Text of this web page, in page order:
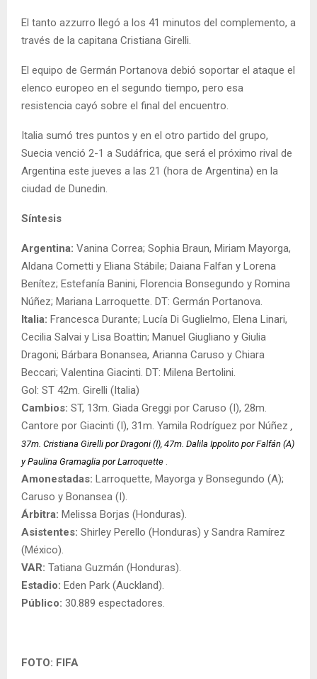
El tanto azzurro llegó a los 41 minutos del complemento, a
través de la capitana Cristiana Girelli.
El equipo de Germán Portanova debió soportar el ataque el
elenco europeo en el segundo tiempo, pero esa
resistencia cayó sobre el final del encuentro.
Italia sumó tres puntos y en el otro partido del grupo,
Suecia venció 2-1 a Sudáfrica, que será el próximo rival de
Argentina este jueves a las 21 (hora de Argentina) en la
ciudad de Dunedin.
Síntesis
Argentina: Vanina Correa; Sophia Braun, Miriam Mayorga,
Aldana Cometti y Eliana Stábile; Daiana Falfan y Lorena
Benítez; Estefanía Banini, Florencia Bonsegundo y Romina
Núñez; Mariana Larroquette. DT: Germán Portanova.
Italia: Francesca Durante; Lucía Di Guglielmo, Elena Linari,
Cecilia Salvai y Lisa Boattin; Manuel Giugliano y Giulia
Dragoni; Bárbara Bonansea, Arianna Caruso y Chiara
Beccari; Valentina Giacinti. DT: Milena Bertolini.
Gol: ST 42m. Girelli (Italia)
Cambios: ST, 13m. Giada Greggi por Caruso (I), 28m.
Cantore por Giacinti (I), 31m. Yamila Rodríguez por Núñez
37m. Cristiana Girelli por Dragoni (I), 47m. Dalila Ippolito por Falfán (A)
y Paulina Gramaglia por Larroquette
Amonestadas: Larroquette, Mayorga y Bonsegundo (A);
Caruso y Bonansea (I).
Árbitra: Melissa Borjas (Honduras).
Asistentes: Shirley Perello (Honduras) y Sandra Ramírez
(México).
VAR: Tatiana Guzmán (Honduras).
Estadio: Eden Park (Auckland).
Público: 30.889 espectadores.
FOTO: FIFA